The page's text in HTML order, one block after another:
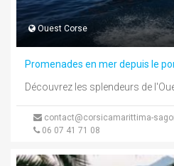
Ouest Corse
Promenades en mer depuis le
contact@corsicamarittima-
06 07 41 71 08